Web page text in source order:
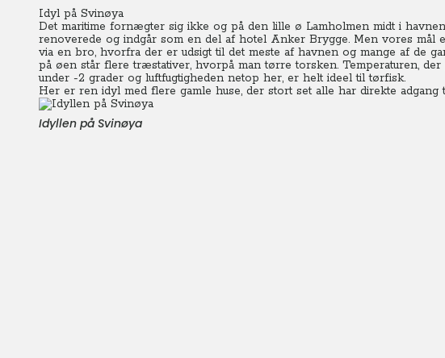
Idyl på Svinøya
Det maritime fornægter sig ikke og på den lille ø Lamholmen midt i
renoverede og indgår som en del af hotel Anker Brygge. Men vores mål
via en bro, hvorfra der er udsigt til det meste af havnen og mange af de
på øen står flere træstativer, hvorpå man tørre torsken. Temperaturen,
under -2 grader og luftfugtigheden netop her, er helt ideel til tørfisk.
Her er ren idyl med flere gamle huse, der stort set alle har direkte adgang
Idyllen på Svinøya